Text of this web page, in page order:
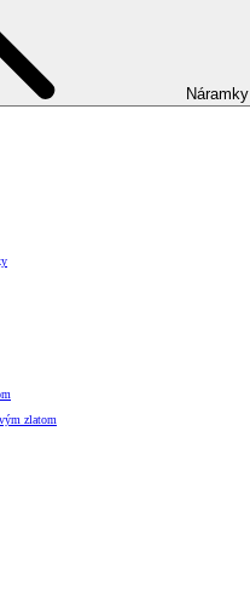
Náramky
zlatom